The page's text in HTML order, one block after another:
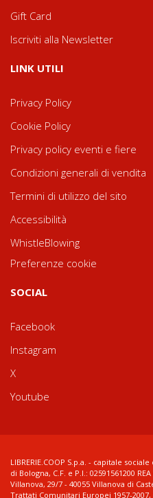
Gift Card
Iscriviti alla Newsletter
LINK UTILI
Privacy Policy
Cookie Policy
Privacy policy eventi e fiere
Condizioni generali di vendita
Termini di utilizzo del sito
Accessibilità
WhistleBlowing
Preferenze cookie
SOCIAL
Facebook
Instagram
X
Youtube
LIBRERIE.COOP S.p.a. - capitale
di Bologna, C.F. e P.I.: 02591561200
Villanova, 29/7 - 40055 Villanova di
Trattati Comunitari Europei 1957-2007,